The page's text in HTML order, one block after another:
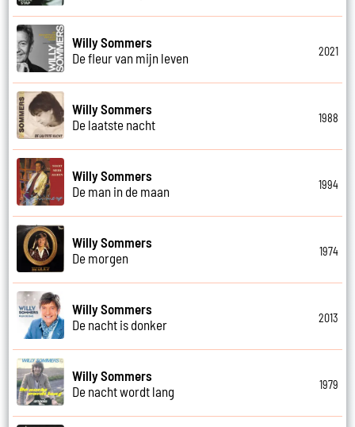
Willy Sommers
De fleur van mijn leven
2021
Willy Sommers
De laatste nacht
1988
Willy Sommers
De man in de maan
1994
Willy Sommers
De morgen
1974
Willy Sommers
De nacht is donker
2013
Willy Sommers
De nacht wordt lang
1979